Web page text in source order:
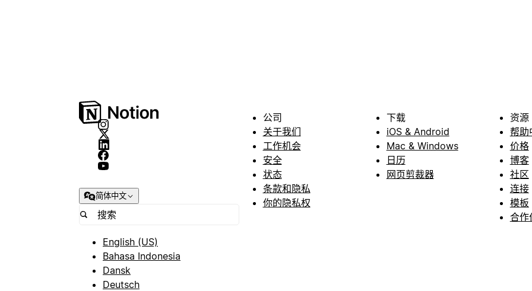
简体中文
English (US)
Bahasa Indonesia
Dansk
Deutsch
公司
关于我们
工作机会
安全
状态
条款和隐私
你的隐私权
下载
iOS & Android
Mac & Windows
日历
网页剪裁器
资源
帮助
价格
博客
社区
连接
模板
合作